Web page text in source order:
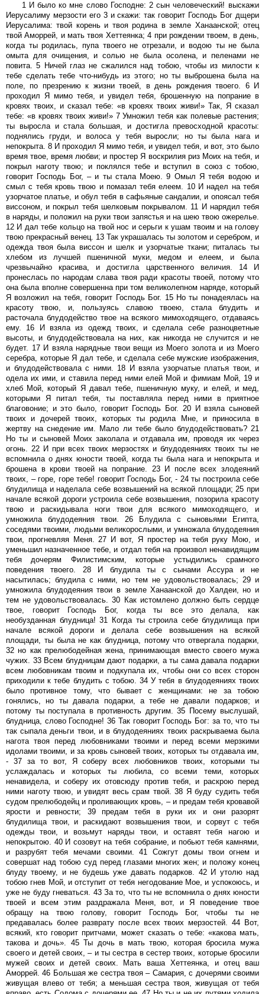
1 И было ко мне слово Господне: 2 сын человеческий! выскажи
Иерусалиму мерзости его 3 и скажи: так говорит Господь Бог дщери
Иерусалима: твой корень и твоя родина в земле Ханаанской; отец
твой Аморрей, и мать твоя Хеттеянка; 4 при рождении твоем, в день,
когда ты родилась, пупа твоего не отрезали, и водою ты не была
омыта для очищения, и солью не была осолена, и пеленами не
повита. 5 Ничей глаз не сжалился над тобою, чтобы из милости к
тебе сделать тебе что-нибудь из этого; но ты выброшена была на
поле, по презрению к жизни твоей, в день рождения твоего. 6 И
проходил Я мимо тебя, и увидел тебя, брошенную на попрание в
кровях твоих, и сказал тебе: «в кровях твоих живи!» Так, Я сказал
тебе: «в кровях твоих живи!» 7 Умножил тебя как полевые растения;
ты выросла и стала большая, и достигла превосходной красоты:
поднялись груди, и волоса у тебя выросли; но ты была нага и
непокрыта. 8 И проходил Я мимо тебя, и увидел тебя, и вот, это было
время твое, время любви; и простер Я воскрилия риз Моих на тебя, и
покрыл наготу твою; и поклялся тебе и вступил в союз с тобою,
говорит Господь Бог, – и ты стала Моею. 9 Омыл Я тебя водою и
смыл с тебя кровь твою и помазал тебя елеем. 10 И надел на тебя
узорчатое платье, и обул тебя в сафьяные сандалии, и опоясал тебя
виссоном, и покрыл тебя шелковым покрывалом. 11 И нарядил тебя
в наряды, и положил на руки твои запястья и на шею твою ожерелье.
12 И дал тебе кольцо на твой нос и серьги к ушам твоим и на голову
твою прекрасный венец. 13 Так украшалась ты золотом и серебром, и
одежда твоя была виссон и шелк и узорчатые ткани; питалась ты
хлебом из лучшей пшеничной муки, медом и елеем, и была
чрезвычайно красива, и достигла царственного величия. 14 И
пронеслась по народам слава твоя ради красоты твоей, потому что
она была вполне совершенна при том великолепном наряде, который
Я возложил на тебя, говорит Господь Бог. 15 Но ты понадеялась на
красоту твою, и, пользуясь славою твоею, стала блудить и
расточала блудодейство твое на всякого мимоходящего, отдаваясь
ему. 16 И взяла из одежд твоих, и сделала себе разноцветные
высоты, и блудодействовала на них, как никогда не случится и не
будет. 17 И взяла нарядные твои вещи из Моего золота и из Моего
серебра, которые Я дал тебе, и сделала себе мужские изображения,
и блудодействовала с ними. 18 И взяла узорчатые платья твои, и
одела их ими, и ставила перед ними елей Мой и фимиам Мой, 19 и
хлеб Мой, который Я давал тебе, пшеничную муку, и елей, и мед,
которыми Я питал тебя, ты поставляла перед ними в приятное
благовоние; и это было, говорит Господь Бог. 20 И взяла сыновей
твоих и дочерей твоих, которых ты родила Мне, и приносила в
жертву на снедение им. Мало ли тебе было блудодействовать? 21
Но ты и сыновей Моих заколала и отдавала им, проводя их через
огонь. 22 И при всех твоих мерзостях и блудодеяниях твоих ты не
вспомнила о днях юности твоей, когда ты была нага и непокрыта и
брошена в крови твоей на попрание. 23 И после всех злодеяний
твоих, – горе, горе тебе! говорит Господь Бог, - 24 ты построила себе
блудилища и наделала себе возвышений на всякой площади; 25 при
начале всякой дороги устроила себе возвышения, позорила красоту
твою и раскидывала ноги твои для всякого мимоходящего, и
умножила блудодеяния твои. 26 Блудила с сыновьями Египта,
соседями твоими, людьми великорослыми, и умножала блудодеяния
твои, прогневляя Меня. 27 И вот, Я простер на тебя руку Мою, и
уменьшил назначенное тебе, и отдал тебя на произвол ненавидящим
тебя дочерям Филистимским, которые устыдились срамного
поведения твоего. 28 И блудила ты с сынами Ассура и не
насытилась; блудила с ними, но тем не удовольствовалась; 29 и
умножила блудодеяния твои в земле Ханаанской до Халдеи, но и
тем не удовольствовалась. 30 Как истомлено должно быть сердце
твое, говорит Господь Бог, когда ты все это делала, как
необузданная блудница! 31 Когда ты строила себе блудилища при
начале всякой дороги и делала себе возвышения на всякой
площади, ты была не как блудница, потому что отвергала подарки,
32 но как прелюбодейная жена, принимающая вместо своего мужа
чужих. 33 Всем блудницам дают подарки, а ты сама давала подарки
всем любовникам твоим и подкупала их, чтобы они со всех сторон
приходили к тебе блудить с тобою. 34 У тебя в блудодеяниях твоих
было противное тому, что бывает с женщинами: не за тобою
гонялись, но ты давала подарки, а тебе не давали подарков; и
потому ты поступала в противность другим. 35 Посему выслушай,
блудница, слово Господне! 36 Так говорит Господь Бог: за то, что ты
так сыпала деньги твои, и в блудодеяниях твоих раскрываема была
нагота твоя перед любовниками твоими и перед всеми мерзкими
идолами твоими, и за кровь сыновей твоих, которых ты отдавала им,
- 37 за то вот, Я соберу всех любовников твоих, которыми ты
услаждалась и которых ты любила, со всеми теми, которых
ненавидела, и соберу их отовсюду против тебя, и раскрою перед
ними наготу твою, и увидят весь срам твой. 38 Я буду судить тебя
судом прелюбодейц и проливающих кровь, – и предам тебя кровавой
ярости и ревности; 39 предам тебя в руки их и они разорят
блудилища твои, и раскидают возвышения твои, и сорвут с тебя
одежды твои, и возьмут наряды твои, и оставят тебя нагою и
непокрытою. 40 И созовут на тебя собрание, и побьют тебя камнями,
и разрубят тебя мечами своими. 41 Сожгут домы твои огнем и
совершат над тобою суд перед глазами многих жен; и положу конец
блуду твоему, и не будешь уже давать подарков. 42 И утолю над
тобою гнев Мой, и отступит от тебя негодование Мое, и успокоюсь, и
уже не буду гневаться. 43 За то, что ты не вспомнила о днях юности
твоей и всем этим раздражала Меня, вот, и Я поведение твое
обращу на твою голову, говорит Господь Бог, чтобы ты не
предавалась более разврату после всех твоих мерзостей. 44 Вот,
всякий, кто говорит притчами, может сказать о тебе: «какова мать,
такова и дочь». 45 Ты дочь в мать твою, которая бросила мужа
своего и детей своих, – и ты сестра в сестер твоих, которые бросили
мужей своих и детей своих. Мать ваша Хеттеянка, и отец ваш
Аморрей. 46 Большая же сестра твоя – Самария, с дочерями своими
живущая влево от тебя; а меньшая сестра твоя, живущая от тебя